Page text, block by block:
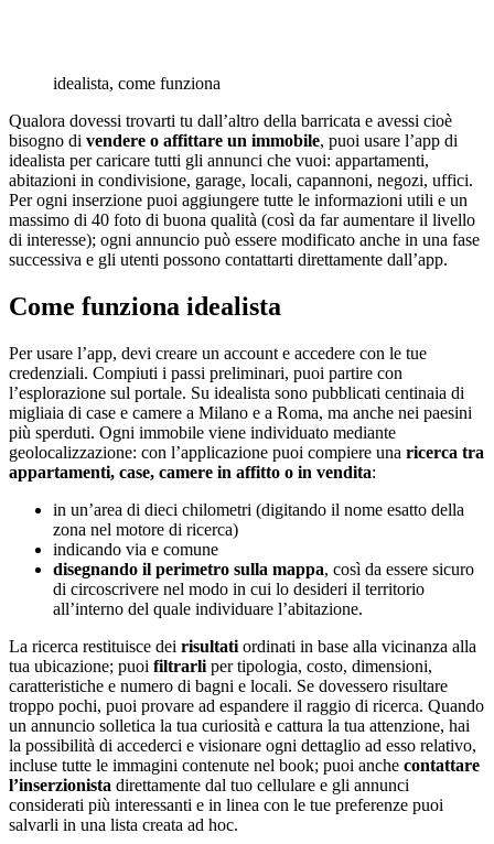
idealista, come funziona
Qualora dovessi trovarti tu dall’altro della barricata e avessi cioè
bisogno di vendere o affittare un immobile, puoi usare l’app di
idealista per caricare tutti gli annunci che vuoi: appartamenti,
abitazioni in condivisione, garage, locali, capannoni, negozi, uffici.
Per ogni inserzione puoi aggiungere tutte le informazioni utili e un
massimo di 40 foto di buona qualità (così da far aumentare il livello
di interesse); ogni annuncio può essere modificato anche in una fase
successiva e gli utenti possono contattarti direttamente dall’app.
Come funziona idealista
Per usare l’app, devi creare un account e accedere con le tue
credenziali. Compiuti i passi preliminari, puoi partire con
l’esplorazione sul portale. Su idealista sono pubblicati centinaia di
migliaia di case e camere a Milano e a Roma, ma anche nei paesini
più sperduti. Ogni immobile viene individuato mediante
geolocalizzazione: con l’applicazione puoi compiere una ricerca tra
appartamenti, case, camere in affitto o in vendita:
in un’area di dieci chilometri (digitando il nome esatto della
zona nel motore di ricerca)
indicando via e comune
disegnando il perimetro sulla mappa, così da essere sicuro
di circoscrivere nel modo in cui lo desideri il territorio
all’interno del quale individuare l’abitazione.
La ricerca restituisce dei risultati ordinati in base alla vicinanza alla
tua ubicazione; puoi filtrarli per tipologia, costo, dimensioni,
caratteristiche e numero di bagni e locali. Se dovessero risultare
troppo pochi, puoi provare ad espandere il raggio di ricerca. Quando
un annuncio solletica la tua curiosità e cattura la tua attenzione, hai
la possibilità di accederci e visionare ogni dettaglio ad esso relativo,
incluse tutte le immagini contenute nel book; puoi anche contattare
l’inserzionista direttamente dal tuo cellulare e gli annunci
considerati più interessanti e in linea con le tue preferenze puoi
salvarli in una lista creata ad hoc.